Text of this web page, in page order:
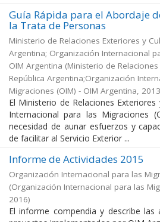
Guía Rápida para el Abordaje
la Trata de Personas
Ministerio de Relaciones Exteriores y
Argentina; Organización Internacional
OIM Argentina (Ministerio de
República Argentina;Organización
Migraciones (OIM) - OIM Argentina, 2013
El Ministerio de Relaciones
Internacional para las Migraciones
necesidad de aunar esfuerzos y
de facilitar al Servicio Exterior ...
Informe de Actividades 2015
Organización Internacional para las
(Organización Internacional para las
2016)
El informe compendia y describe las